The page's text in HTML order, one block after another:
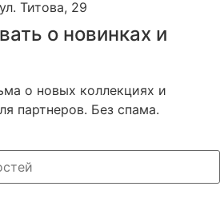
Титова, 29
о новинках и
о новых коллекциях и
партнеров. Без спама.